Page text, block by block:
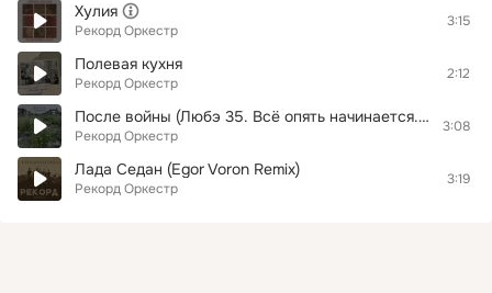
Хулия
Рекорд Оркестр
3:15
Полевая кухня
Рекорд Оркестр
2:12
После войны (Любэ 35. Всё опять начинается. Трибьют)
Рекорд Оркестр
3:08
Лада Седан (Egor Voron Remix)
Рекорд Оркестр
3:19